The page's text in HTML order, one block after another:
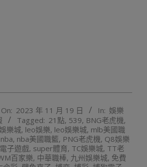
On: 2023 年 11 月 19 日 In: 娛樂
Tagged: 21點, 539, BNG老虎機,
樂城, leo娛樂, leo娛樂城, mlb美國職
nba, nba美國職籃, PNG老虎機, Q8娛樂
子遊戲, super體育, TC娛樂城, TT老
百家樂, 中華職棒, 九州娛樂城, 免費